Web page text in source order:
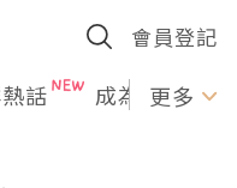
會員登記
話 成為U更多